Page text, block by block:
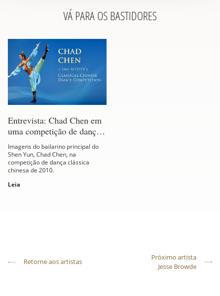
VÁ PARA OS BASTIDORES
Entrevista: Chad Chen em
uma competição de dança
(vídeo)
Imagens do bailarino principal do
Shen Yun, Chad Chen, na
competição de dança clássica
chinesa de 2010.
Leia
Retorne aos artistas
Próximo artista
Jesse Browde